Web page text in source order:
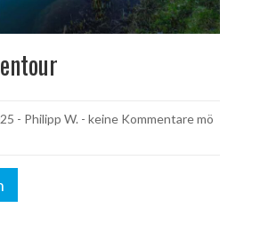
- Philipp W. - keine Kommentare mö